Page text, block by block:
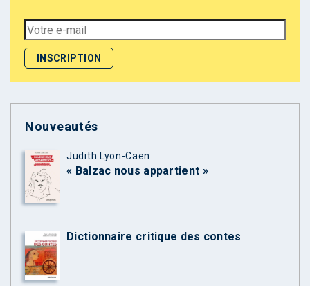
Nouveautés
Judith Lyon-Caen
« Balzac nous appartient »
Dictionnaire critique des contes